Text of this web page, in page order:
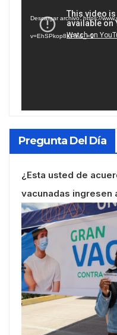
vídeo
Descargar archivo: https://
v=EhSPkop8KPY&_=1
Pregunta Del Día
¿Esta usted de
vacunadas ingresen